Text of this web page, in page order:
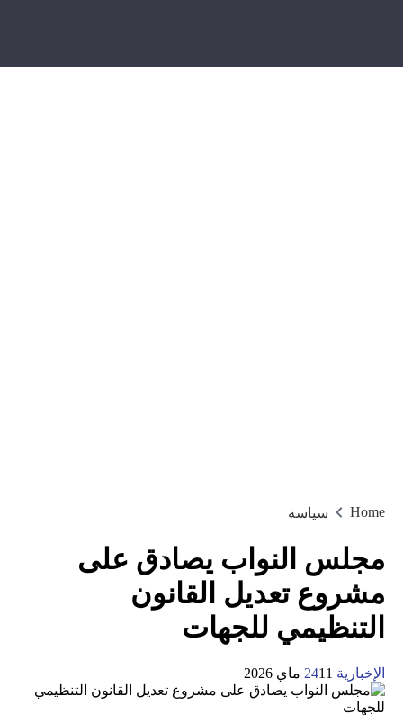
Home سياسة
مجلس النواب يصادق على
مشروع تعديل القانون
التنظيمي للجهات
الإخبارية 24 11 ماي 2026